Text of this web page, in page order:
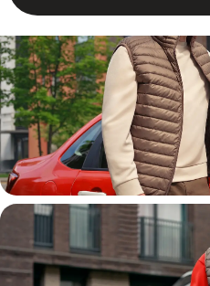
Автокурьер